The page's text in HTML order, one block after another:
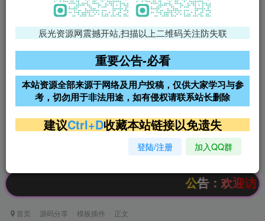
免费领支付宝红包
腾讯轻量4核4G3M服务器38元/
阿里云2核2G200M服务器68元/
年
雨云高防免备案服务器
超低价文字广告位招租 超低价文字广告位招租
超低价文字广告位招租
公告：欢迎访问辰
首页 源码分享 模板插件 正文
辰光资源网震撼开站,扫描以上二维码关注防失联
重要公告-必看
本站资源全部来源于网络及用户投稿，仅供大家学习与参
考，切勿用于非法用途，如有侵权请联系站长删除
建议Ctrl+D收藏本站链接以免遗失
登陆/注册 加入QQ群